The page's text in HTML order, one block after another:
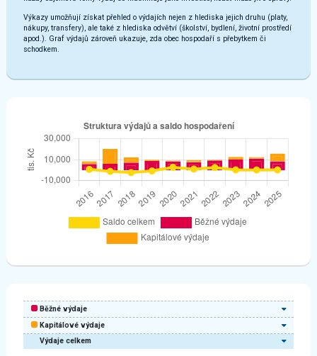
Výkazy umožňují získat přehled o výdajích nejen z hlediska jejich druhu (platy,
nákupy, transfery), ale také z hlediska odvětví (školství, bydlení, životní prostředí
apod.). Graf výdajů zároveň ukazuje, zda obec hospodaří s přebytkem či
schodkem.
Výdaje celkem
Běžné výdaje
Kapitálové výdaje